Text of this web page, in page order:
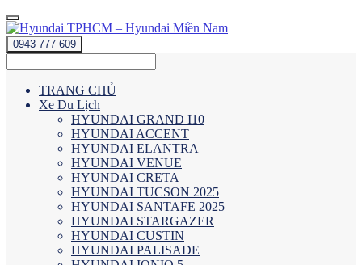
0943 777 609
TRANG CHỦ
Xe Du Lịch
HYUNDAI GRAND I10
HYUNDAI ACCENT
HYUNDAI ELANTRA
HYUNDAI VENUE
HYUNDAI CRETA
HYUNDAI TUCSON 2025
HYUNDAI SANTAFE 2025
HYUNDAI STARGAZER
HYUNDAI CUSTIN
HYUNDAI PALISADE